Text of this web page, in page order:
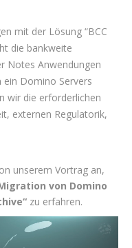
mit der Lösung “BCC
die bankweite
Notes Anwendungen
Domino Servers
wir die erforderlichen
externen Regulatorik,
unserem Vortrag an,
von Domino
zu erfahren.